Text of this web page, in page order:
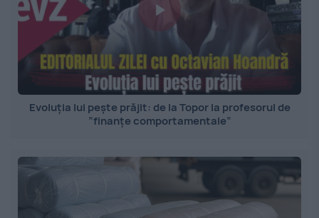
Evoluția lui pește prăjit: de la Topor la profesorul de
”finanțe comportamentale”